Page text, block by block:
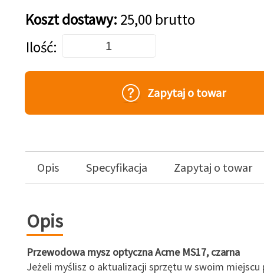
Koszt dostawy: 25,00 brutto
Dodaj do koszyka
Ilość
Zapytaj o towar
Opis Specyfikacja Zapytaj o towar
Opis
Przewodowa mysz optyczna Acme MS17, czarna
Jeżeli myślisz o aktualizacji sprzętu w swoim miejscu